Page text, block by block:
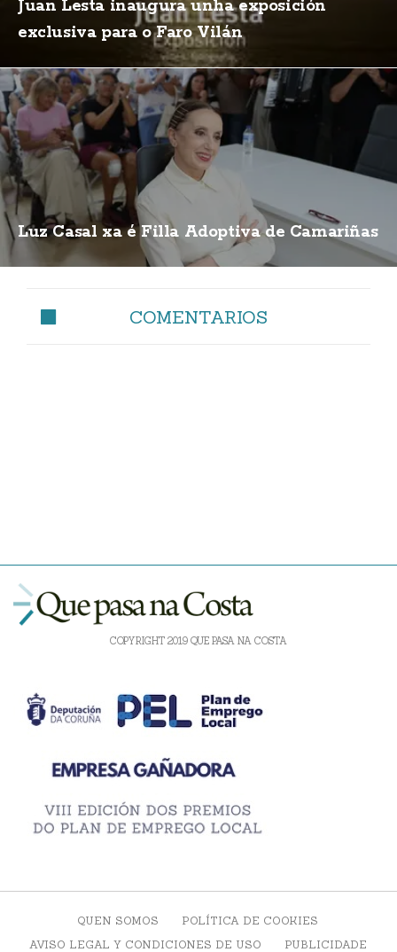
Juan Lesta inaugura unha exposición
exclusiva para o Faro Vilán
Luz Casal xa é Filla Adoptiva de Camariñas
COMENTARIOS
COPYRIGHT 2019 QUE PASA NA COSTA
QUEN SOMOS
POLÍTICA DE COOKIES
AVISO LEGAL Y CONDICIONES DE USO
PUBLICIDADE